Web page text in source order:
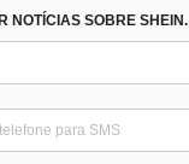
NOTÍCIAS SOBRE SHEIN.